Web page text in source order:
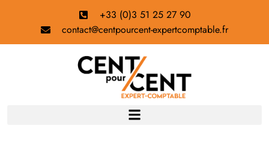
+33 (0)3 51 25 27 90
contact@centpourcent-expertcomptable.fr